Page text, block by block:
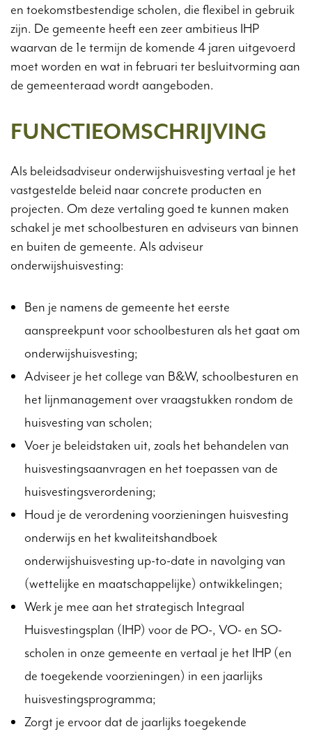
en toekomstbestendige scholen, die flexibel in gebruik
zijn. De gemeente heeft een zeer ambitieus IHP
waarvan de 1e termijn de komende 4 jaren uitgevoerd
moet worden en wat in februari ter besluitvorming aan
de gemeenteraad wordt aangeboden.
FUNCTIEOMSCHRIJVING
Als beleidsadviseur onderwijshuisvesting vertaal je het
vastgestelde beleid naar concrete producten en
projecten. Om deze vertaling goed te kunnen maken
schakel je met schoolbesturen en adviseurs van binnen
en buiten de gemeente. Als adviseur
onderwijshuisvesting:
Ben je namens de gemeente het eerste
aanspreekpunt voor schoolbesturen als het gaat om
onderwijshuisvesting;
Adviseer je het college van B&W, schoolbesturen en
het lijnmanagement over vraagstukken rondom de
huisvesting van scholen;
Voer je beleidstaken uit, zoals het behandelen van
huisvestingsaanvragen en het toepassen van de
huisvestingsverordening;
Houd je de verordening voorzieningen huisvesting
onderwijs en het kwaliteitshandboek
onderwijshuisvesting up-to-date in navolging van
(wettelijke en maatschappelijke) ontwikkelingen;
Werk je mee aan het strategisch Integraal
Huisvestingsplan (IHP) voor de PO-, VO- en SO-
scholen in onze gemeente en vertaal je het IHP (en
de toegekende voorzieningen) in een jaarlijks
huisvestingsprogramma;
Zorgt je ervoor dat de jaarlijks toegekende